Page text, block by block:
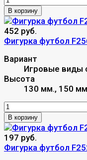
В корзину
452 руб.
Фигурка футбол
Вариант
Игровые виды
Высота
130 мм., 150
В корзину
197 руб.
Фигурка футбол